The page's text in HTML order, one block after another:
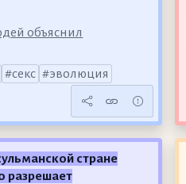
объяснил
секс эволюция
стране
разрешает